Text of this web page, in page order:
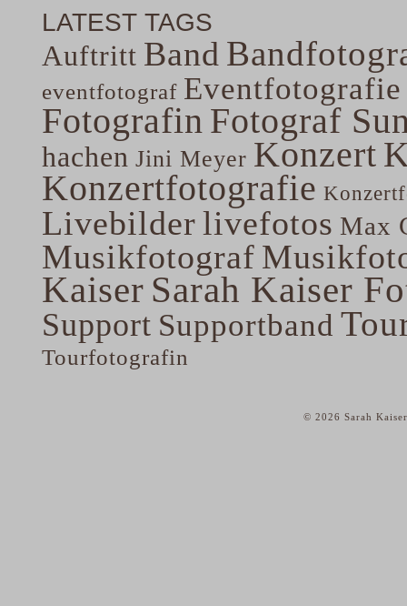
LATEST TAGS
Auftritt Band
eventfotograf Eventfotografie
Fotografin Fotograf
hachen Jini Meyer Konzert
Konzertfotografie
Livebilderlivefotos Max
Musikfotograf
Kaiser Sarah Kaiser
Support Supportband
Tourfotografin
© 2026 Sarah